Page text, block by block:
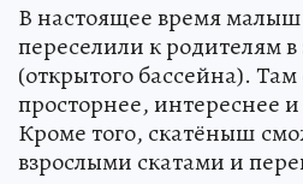
В настоящее время малыш
переселили к родителям в
(открытого бассейна).
просторнее, интереснее
Кроме того, скатёныш
взрослыми скатами и